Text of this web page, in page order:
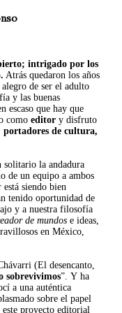
intrigado por los
Atrás quedaron los años
de ser el adulto
y las buenas
escaso que hay que
como editor y disfruto
portadores de cultura,
solitario la andadura
de un equipo a ambos
siendo bien
tenido oportunidad de
y a nuestra filosofía
de mundos e ideas,
en México,
(El desencanto,
sobrevivimos”. Y ha
a una auténtica
sobre el papel
proyecto editorial